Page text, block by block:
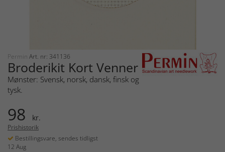
Permin Art. nr: 341136
Broderikit Kort Venner
Mønster: Svensk, norsk, dansk, finsk og
tysk.
98 kr.
Prishistorik
Bestillingsvare, sendes tidligst
12 Aug